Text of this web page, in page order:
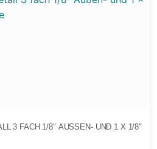
3 FACH 1/8″ AUSSEN- UND 1 X 1/8″ I